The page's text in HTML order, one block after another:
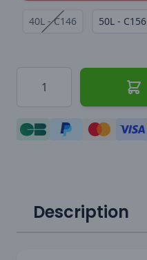
40L - C146 50L - C156
Description